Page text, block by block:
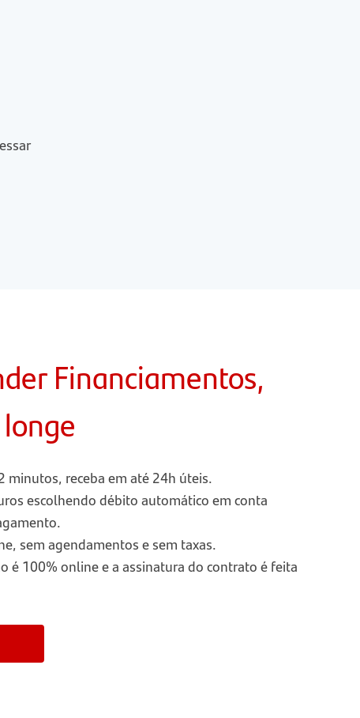
Financiamentos,
minutos, receba em até 24h úteis.
escolhendo débito automático em conta
sem agendamentos e sem taxas.
é 100% online e a assinatura do contrato é feita